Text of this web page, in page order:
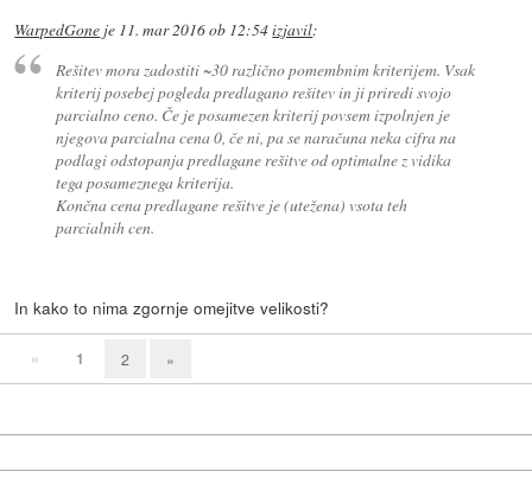
WarpedGone je 11. mar 2016 ob 12:54izjavil:
Rešitev mora zadostiti ~30 različno pomembnim kriterijem. Vsak
kriterij posebej pogleda predlagano rešitev in ji priredi svojo
parcialno ceno. Če je posamezen kriterij povsem izpolnjen je
njegova parcialna cena 0, če ni, pa se naračuna neka cifra na
podlagi odstopanja predlagane rešitve od optimalne z vidika
tega posameznega kriterija.
Končna cena predlagane rešitve je (utežena) vsota teh
parcialnih cen.
In kako to nima zgornje omejitve velikosti?
« 1 2 »